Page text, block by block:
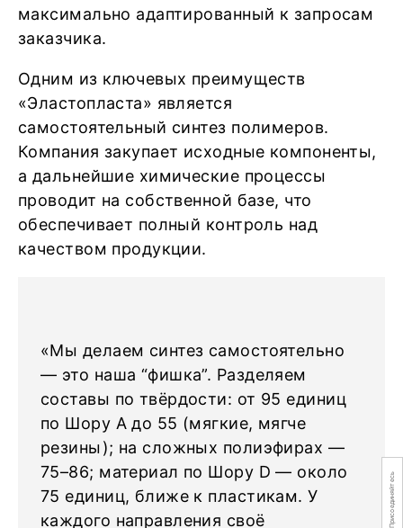
максимально адаптированный к запросам
заказчика.
Одним из ключевых преимуществ
«Эластопласта» является
самостоятельный синтез полимеров.
Компания закупает исходные компоненты,
а дальнейшие химические процессы
проводит на собственной базе, что
обеспечивает полный контроль над
качеством продукции.
«Мы делаем синтез самостоятельно
— это наша “фишка”. Разделяем
составы по твёрдости: от 95 единиц
по Шору А до 55 (мягкие, мягче
резины); на сложных полиэфирах —
75–86; материал по Шору D — около
75 единиц, ближе к пластикам. У
каждого направления своё
Присоединяйтесь